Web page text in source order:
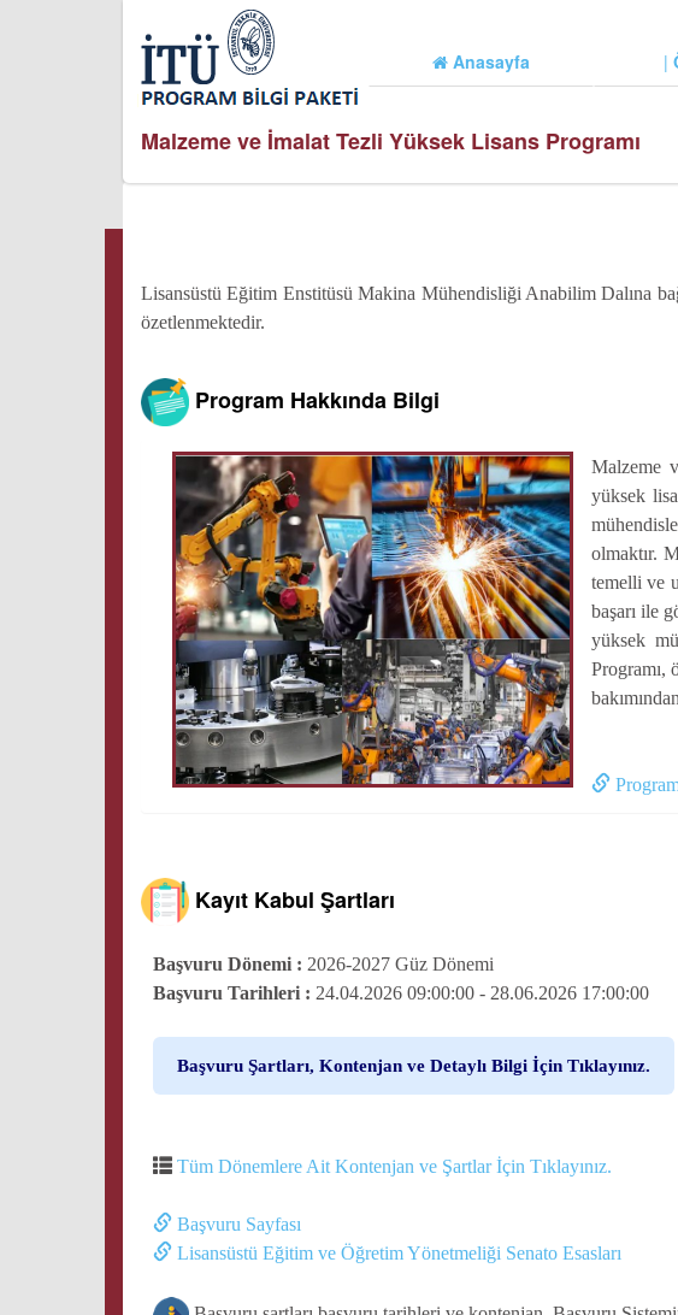
Anasayfa
|
Malzeme ve İmalat Tezli Yüksek Lisans Programı
Lisansüstü Eğitim Enstitüsü Makina Mühendisliği Anabilim Dalına
özetlenmektedir.
Program Hakkında Bilgi
Malzeme
yüksek
olmaktır.
temelli ve
başarı ile
yüksek
Programı,
Kayıt Kabul Şartları
Başvuru Dönemi : 2026-2027 Güz Dönemi
Başvuru Tarihleri : 24.04.2026 09:00:00 - 28.06.2026 17:00:00
Başvuru Şartları, Kontenjan ve Detaylı Bilgi İçin Tıklayınız.
Tüm Dönemlere Ait Kontenjan ve Şartlar İçin Tıklayınız.
Başvuru Sayfası
Lisansüstü Eğitim ve Öğretim Yönetmeliği Senato Esasları